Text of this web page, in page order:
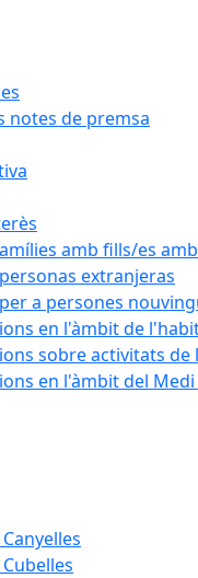
notes de premsa
amb fills/es amb
extranjeras
a persones
en l'àmbit de
sobre activitats
en l'àmbit del